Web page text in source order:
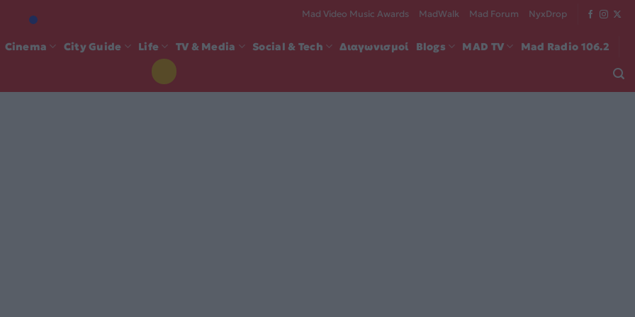
Mad Video Music Awards MadWalk Mad Forum NyxDrop
Cinema City Guide Life TV & Media Social & Tech Διαγωνισμοί Blogs MAD TV Mad Radio 106.2